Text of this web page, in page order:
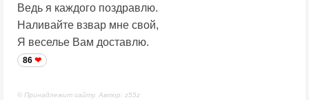
Ведь я каждого поздравлю.
Наливайте взвар мне свой,
Я веселье Вам доставлю.
86
© Принадлежит сайту. Автор: z55z